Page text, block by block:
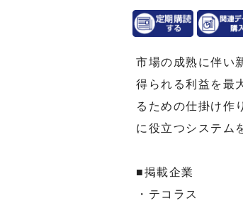
市場の成熟に伴い
得られる利益を最
るための仕掛け作
に役立つシステム
■掲載企業
・テコラス